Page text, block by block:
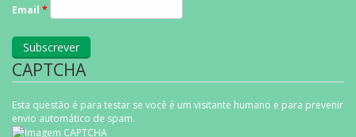
Email *
CAPTCHA
Esta questão é para testar se você é um visitante humano e para prevenir
envio automático de spam.